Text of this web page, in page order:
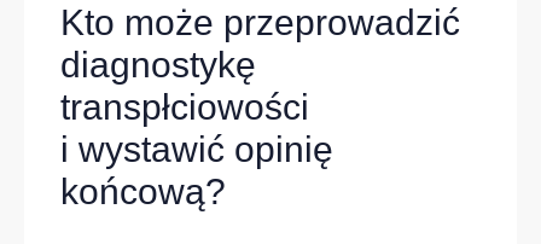
Kto może przeprowadzić
diagnostykę
transpłciowości
i wystawić opinię
końcową?